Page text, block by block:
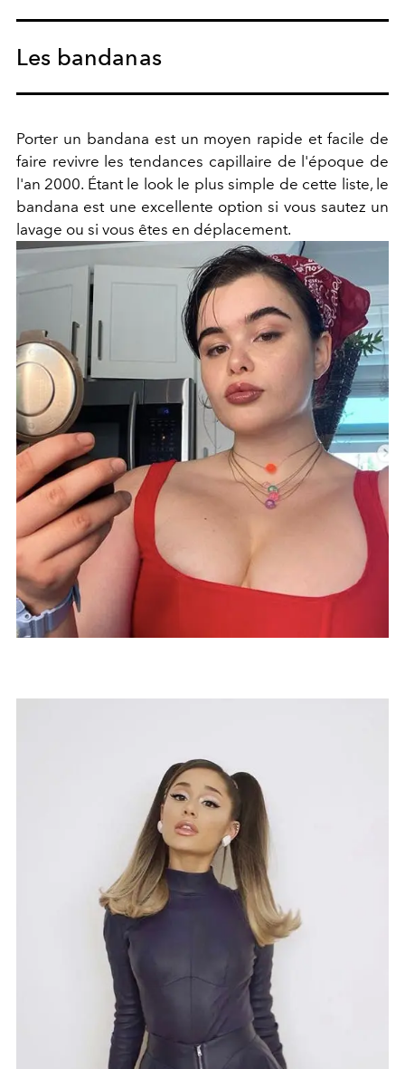
Les bandanas
Porter un bandana est un moyen rapide et facile de
faire revivre les tendances capillaire de l'époque de
l'an 2000. Étant le look le plus simple de cette liste, le
bandana est une excellente option si vous sautez un
lavage ou si vous êtes en déplacement.